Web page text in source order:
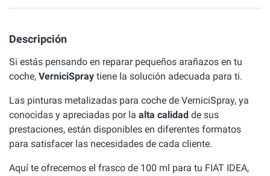
Descripción
Si estás pensando en reparar pequeños arañazos en tu
coche, VerniciSpray tiene la solución adecuada para ti.
Las pinturas metalizadas para coche de VerniciSpray, ya
conocidas y apreciadas por la alta calidad de sus
prestaciones, están disponibles en diferentes formatos
para satisfacer las necesidades de cada cliente.
Aquí te ofrecemos el frasco de 100 ml para tu FIAT IDEA,